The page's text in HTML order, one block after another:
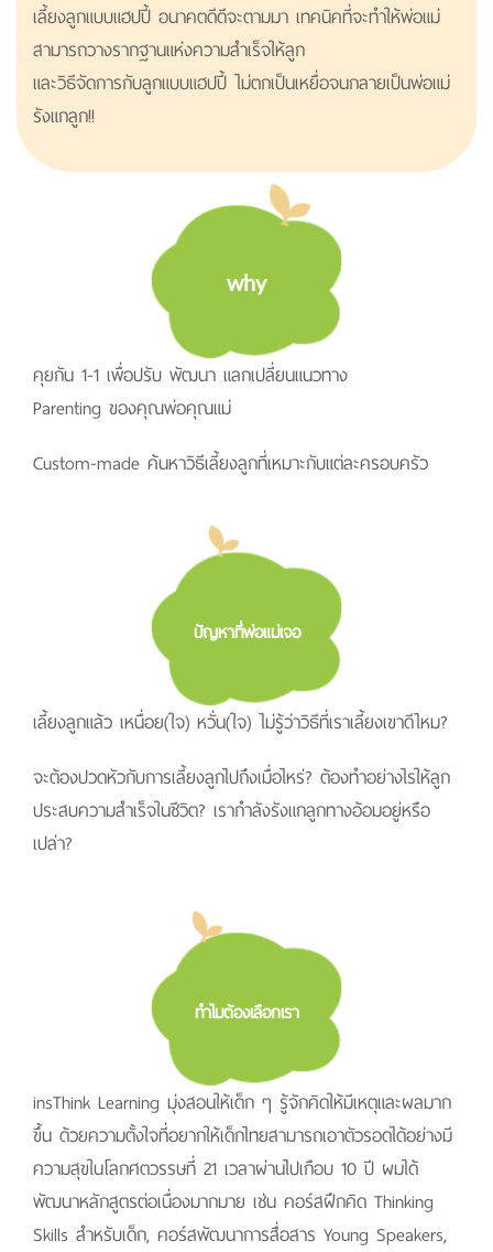
เลี้ยงลูกแบบแฮปปี้ อนาคตดีดีจะตามมา เทคนิคที่จะทำให้พ่อแม่
สามารถวางรากฐานแห่งความสำเร็จให้ลูก
และวิธีจัดการกับลูกแบบแฮปปี้ ไม่ตกเป็นเหยื่อจนกลายเป็นพ่อแม่
รังแกลูก!!
why
คุยกัน 1-1 เพื่อปรับ พัฒนา แลกเปลี่ยนแนวทาง
Parenting ของคุณพ่อคุณแม่
Custom-made ค้นหาวิธีเลี้ยงลูกที่เหมาะกับแต่ละครอบครัว
ปัญหาที่พ่อแม่เจอ
เลี้ยงลูกแล้ว เหนื่อย(ใจ) หวั่น(ใจ) ไม่รู้ว่าวิธีที่เราเลี้ยงเขาดีไหม?
จะต้องปวดหัวกับการเลี้ยงลูกไปถึงเมื่อไหร่? ต้องทําอย่างไรให้ลูก
ประสบความสําเร็จในชีวิต? เรากําลังรังแกลูกทางอ้อมอยู่หรือ
เปล่า?
ทําไมต้องเลือกเรา
insThink Learning มุ่งสอนให้เด็ก ๆ รู้จักคิดให้มีเหตุและผลมาก
ขึ้น ด้วยความตั้งใจที่อยากให้เด็กไทยสามารถเอาตัวรอดได้อย่างมี
ความสุขในโลกศตวรรษที่ 21 เวลาผ่านไปเกือบ 10 ปี ผมได้
พัฒนาหลักสูตรต่อเนื่องมากมาย เช่น คอร์สฝึกคิด Thinking
Skills สําหรับเด็ก, คอร์สพัฒนาการสื่อสาร Young Speakers,